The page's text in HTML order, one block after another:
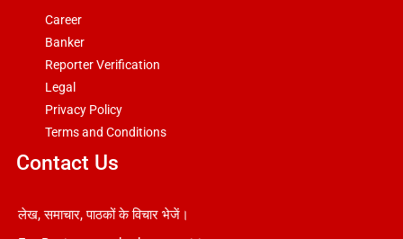
Career
Banker
Reporter Verification
Legal
Privacy Policy
Terms and Conditions
Contact Us
लेख, समाचार, पाठकों के विचार भेजें।